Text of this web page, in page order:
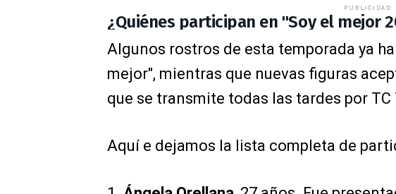
PUBLICIDAD
¿Quiénes participan en "Soy el mejor
Algunos rostros de esta temporada ya
mejor", mientras que nuevas figuras
que se transmite todas las tardes por TC
Aquí e dejamos la lista completa de